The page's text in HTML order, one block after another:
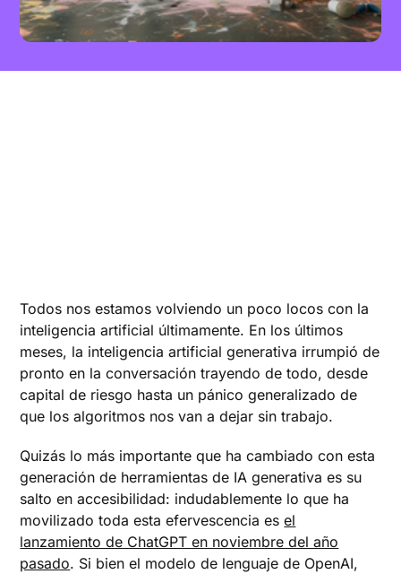
Todos nos estamos volviendo un poco locos con la
inteligencia artificial últimamente. En los últimos
meses, la inteligencia artificial generativa irrumpió de
pronto en la conversación trayendo de todo, desde
capital de riesgo hasta un pánico generalizado de
que los algoritmos nos van a dejar sin trabajo.
Quizás lo más importante que ha cambiado con esta
generación de herramientas de IA generativa es su
salto en accesibilidad: indudablemente lo que ha
movilizado toda esta efervescencia esel
lanzamiento de ChatGPT en noviembre del año
pasado. Si bien el modelo de lenguaje de OpenAI,